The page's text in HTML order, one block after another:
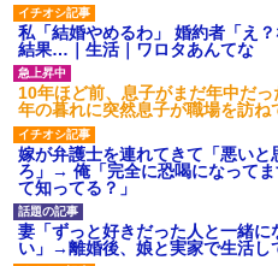
後続車にクラクションを鳴ら
され彼氏が逆切れ。「何クラク
ション鳴らしてんだ！降りてこ
いよ！」と怒鳴りだし...
【衝撃】報酬100万円超の治験
募集がこちらｗｗｗｗｗ(※画像
あり)
【ネット騒然】惨殺されたタ
ワマン頂き女子のこの動画、す
げえええええｗｗｗｗｗｗｗｗ
ｗｗｗ
【愕然】白のクラウン俺氏、
高速道路左車線を制限速度で走
った結果wwwwwwwwwwww
私「結婚やめるわ」 婚約者「え
結果…｜生活｜ワロタあんてな
10年ほど前、息子がまだ年中だ
年の暮れに突然息子が職場を訪ね
嫁が弁護士を連れてきて「悪い
ろ」→ 俺「完全に恐喝になって
て知ってる？」
妻「ずっと好きだった人と一緒
い」→離婚後、娘と実家で生活